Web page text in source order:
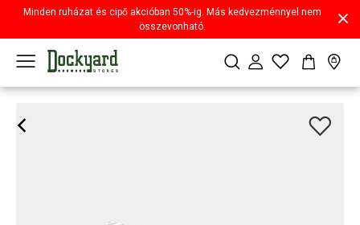
Minden ruházat és cipő akcióban 50%-ig. Más kedvezménnyel nem
összevonható.